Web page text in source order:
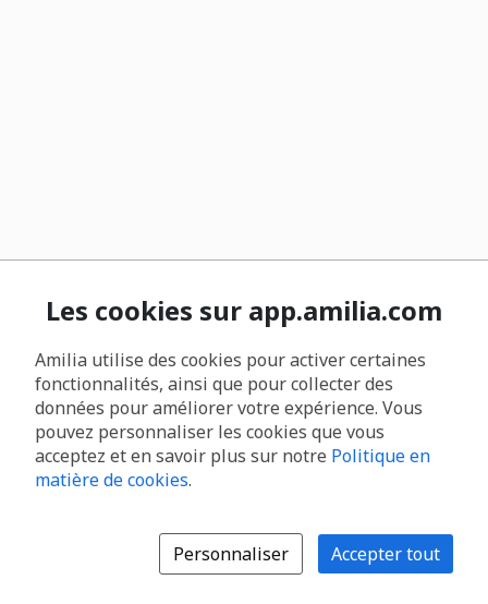
Les cookies sur app.amilia.com
Amilia utilise des cookies pour activer certaines
fonctionnalités, ainsi que pour collecter des
données pour améliorer votre expérience. Vous
pouvez personnaliser les cookies que vous
acceptez et en savoir plus sur notre Politique en
matière de cookies.
Personnaliser Accepter tout